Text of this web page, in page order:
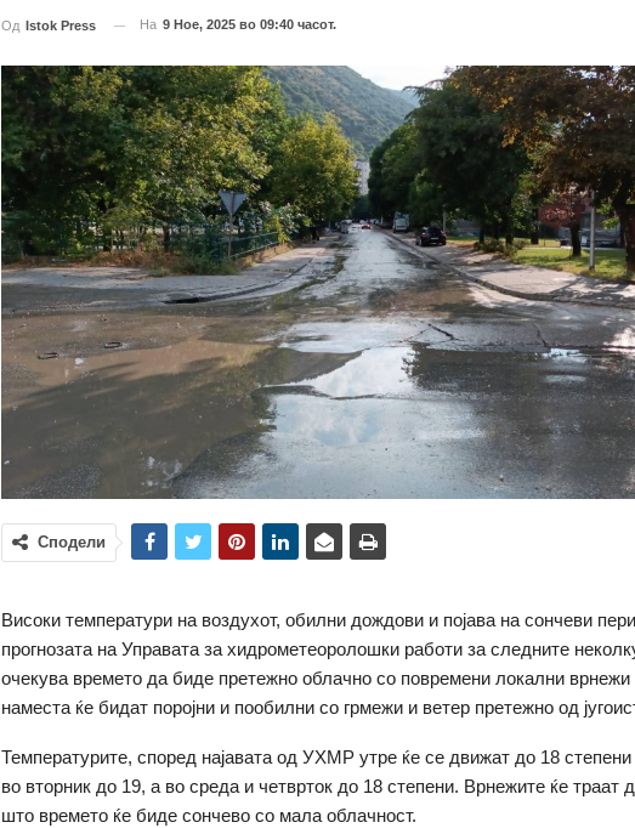
Од Istok Press На 9 Ное, 2025 во 09:40 часот.
Сподели
Високи температури на воздухот, обилни дождови и појава на сончеви
прогнозата на Управата за хидрометеоролошки работи за следните
очекува времето да биде претежно облачно со повремени локални
наместа ќе бидат поројни и пообилни со грмежи и ветер претежно од
Температурите, според најавата од УХМР утре ќе се движат до 18
во вторник до 19, а во среда и четврток до 18 степени. Врнежите ќе траат
што времето ќе биде сончево со мала облачност.